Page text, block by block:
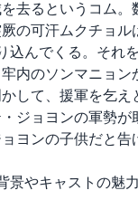
去るというコム
の可汗ムクチョ
んでくる。それ
内のソンマニョ
して、援軍を乞え
ジョヨンの軍勢が
ヨンの子供だと告
景やキャストの魅